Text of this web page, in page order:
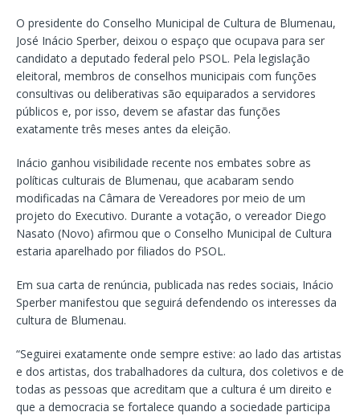
O presidente do Conselho Municipal de Cultura de Blumenau,
José Inácio Sperber, deixou o espaço que ocupava para ser
candidato a deputado federal pelo PSOL. Pela legislação
eleitoral, membros de conselhos municipais com funções
consultivas ou deliberativas são equiparados a servidores
públicos e, por isso, devem se afastar das funções
exatamente três meses antes da eleição.
Inácio ganhou visibilidade recente nos embates sobre as
políticas culturais de Blumenau, que acabaram sendo
modificadas na Câmara de Vereadores por meio de um
projeto do Executivo. Durante a votação, o vereador Diego
Nasato (Novo) afirmou que o Conselho Municipal de Cultura
estaria aparelhado por filiados do PSOL.
Em sua carta de renúncia, publicada nas redes sociais, Inácio
Sperber manifestou que seguirá defendendo os interesses da
cultura de Blumenau.
“Seguirei exatamente onde sempre estive: ao lado das artistas
e dos artistas, dos trabalhadores da cultura, dos coletivos e de
todas as pessoas que acreditam que a cultura é um direito e
que a democracia se fortalece quando a sociedade participa